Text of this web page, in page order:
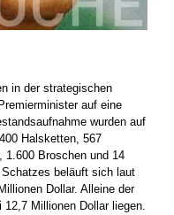
in der strategischen
auf eine
wurden auf
Halsketten, 567
1.600 Broschen und 14
beläuft sich laut
Dollar. Alleine der
Millionen Dollar liegen.